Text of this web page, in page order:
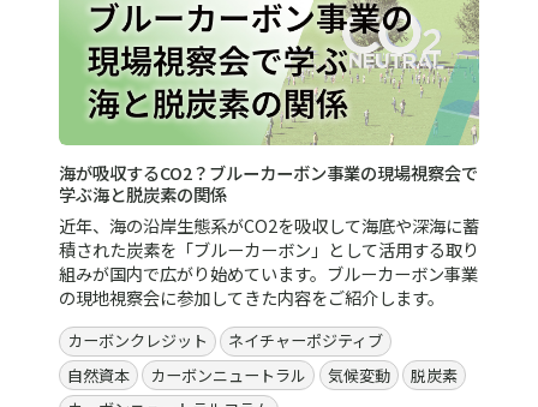
海が吸収するCO2？ブルーカーボン事業の現場視察会で
学ぶ海と脱炭素の関係
近年、海の沿岸生態系がCO2を吸収して海底や深海に蓄
積された炭素を「ブルーカーボン」として活用する取り
組みが国内で広がり始めています。ブルーカーボン事業
の現地視察会に参加してきた内容をご紹介します。
カーボンクレジット
ネイチャーポジティブ
自然資本
カーボンニュートラル 気候変動
脱炭素